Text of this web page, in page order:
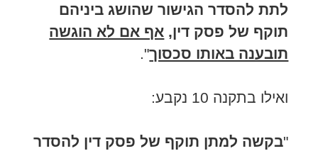
לתת להסדר הגישור שהושג ביניהם
תוקף של פסק דין, אף אם לא הוגשה
תובענה באותו סכסוך".
ואילו בתקנה 10 נקבע:
"בקשה למתן תוקף של פסק דין להסדר